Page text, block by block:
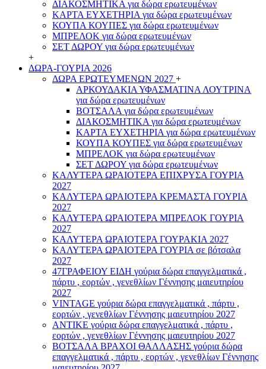
ΔΙΑΚΟΣΜΗΤΙΚΑ για δώρα ερωτευμένων
ΚΑΡΤΑ ΕΥΧΕΤΗΡΙΑ για δώρα ερωτευμένων
ΚΟΥΠΑ ΚΟΥΠΕΣ για δώρα ερωτευμένων
ΜΠΡΕΛΟΚ για δώρα ερωτευμένων
ΣΕΤ ΔΩΡΟΥ για δώρα ερωτευμένων
+
ΔΩΡΑ-ΓΟΥΡΙΑ 2026
ΔΩΡΑ ΕΡΩΤΕΥΜΕΝΩΝ 2027 +
ΑΡΚΟΥΔΑΚΙΑ ΥΦΑΣΜΑΤΙΝΑ ΛΟΥΤΡΙΝΑ
για δώρα ερωτευμένων
ΒΟΤΣΑΛΑ για δώρα ερωτευμένων
ΔΙΑΚΟΣΜΗΤΙΚΑ για δώρα ερωτευμένων
ΚΑΡΤΑ ΕΥΧΕΤΗΡΙΑ για δώρα ερωτευμένων
ΚΟΥΠΑ ΚΟΥΠΕΣ για δώρα ερωτευμένων
ΜΠΡΕΛΟΚ για δώρα ερωτευμένων
ΣΕΤ ΔΩΡΟΥ για δώρα ερωτευμένων
ΚΑΛΥΤΕΡΑ ΩΡΑΙΟΤΕΡΑ ΕΠΙΧΡΥΣΑ ΓΟΥΡΙΑ
2027
ΚΑΛΥΤΕΡΑ ΩΡΑΙΟΤΕΡΑ ΚΡΕΜΑΣΤΑ ΓΟΥΡΙΑ
2027
ΚΑΛΥΤΕΡΑ ΩΡΑΙΟΤΕΡΑ ΜΠΡΕΛΟΚ ΓΟΥΡΙΑ
2027
ΚΑΛΥΤΕΡΑ ΩΡΑΙΟΤΕΡΑ ΓΟΥΡΑΚΙΑ 2027
ΚΑΛΥΤΕΡΑ ΩΡΑΙΟΤΕΡΑ ΓΟΥΡΙΑ σε βότσαλα
2027
47ΓΡΑΦΕΙΟΥ ΕΙΔΗ γούρια δώρα επαγγελματικά ,
πάρτυ , εορτών , γενεθλίων Γέννησης μαιευτηρίου
2027
VINTAGE γούρια δώρα επαγγελματικά , πάρτυ ,
εορτών , γενεθλίων Γέννησης μαιευτηρίου 2027
ΑΝΤΙΚΕ γούρια δώρα επαγγελματικά , πάρτυ ,
εορτών , γενεθλίων Γέννησης μαιευτηρίου 2027
ΒΟΤΣΑΛΑ ΒΡΑΧΟΙ ΘΑΛΛΑΣΗΣ γούρια δώρα
επαγγελματικά , πάρτυ , εορτών , γενεθλίων Γέννησης